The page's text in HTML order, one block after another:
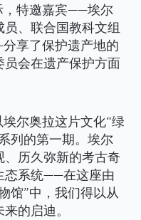
，特邀嘉宾——埃尔
、联合国教科文组
享了保护遗产地的
会在遗产保护方面
尔奥拉这片文化“绿
列的第一期。埃尔
历久弥新的考古奇
态系统——在这座由
馆”中，我们得以从
的启迪。